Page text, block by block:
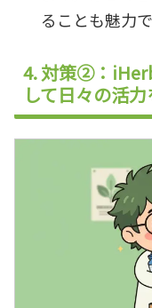
ることも魅力で
4. 対策②：
して日々の活